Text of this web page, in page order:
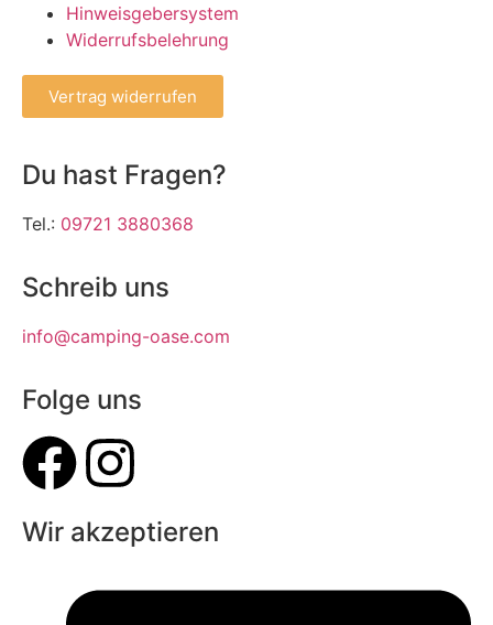
Hinweisgebersystem
Widerrufsbelehrung
Vertrag widerrufen
Du hast Fragen?
Tel.: 09721 3880368
Schreib uns
info@camping-oase.com
Folge uns
Wir akzeptieren